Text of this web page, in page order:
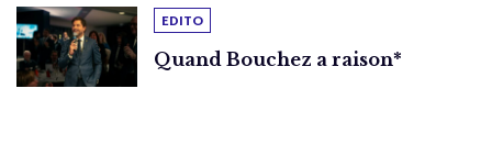
EDITO
Quand Bouchez a raison*